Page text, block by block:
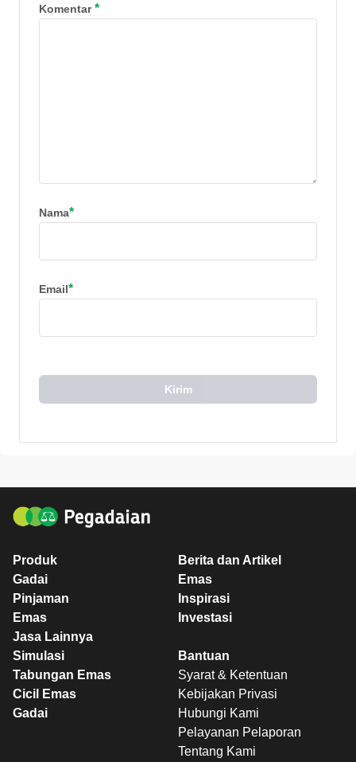
Komentar*
Nama*
Email*
Kirim
Produk
Gadai
Pinjaman
Emas
Jasa Lainnya
Berita dan Artikel
Emas
Inspirasi
Investasi
Simulasi
Tabungan Emas
Cicil Emas
Gadai
Bantuan
Syarat & Ketentuan
Kebijakan Privasi
Hubungi Kami
Pelayanan Pelaporan
Tentang Kami